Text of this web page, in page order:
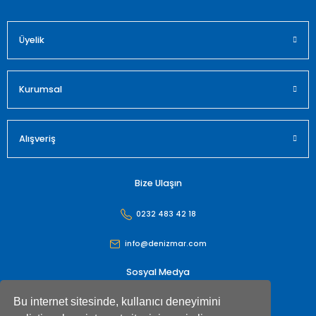
Bu internet sitesinde, kullanıcı deneyimini
Üyelik
Kurumsal
Alışveriş
Bize Ulaşın
0232 483 42 18
info@denizmar.com
Sosyal Medya